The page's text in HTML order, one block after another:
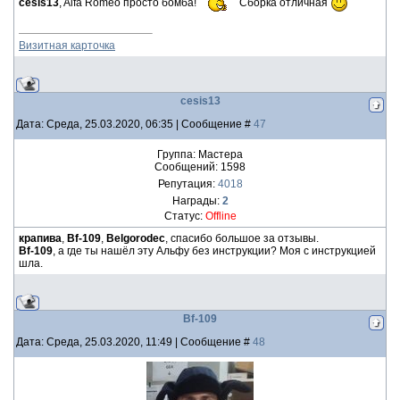
Визитная карточка
cesis13
Дата: Среда, 25.03.2020, 06:35 | Сообщение # 47
Группа: Мастера
Сообщений: 1598
Репутация: 4018
Награды: 2
Статус: Offline
крапива, Bf-109, Belgorodec, спасибо большое за отзывы.
Bf-109, а где ты нашёл эту Альфу без инструкции? Моя с инструкцией
шла.
Bf-109
Дата: Среда, 25.03.2020, 11:49 | Сообщение # 48